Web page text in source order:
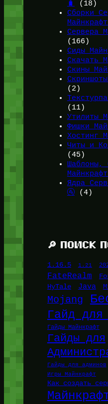
🧳
(18)
Сборки
Сервера
(166)
Сиды
Скачать
Скины
(2)
(11)
Утилиты
Фишки
Хостинг
Читы и
(45)
Шаблоны,
Ядра
🚰(4)
🔎 ПОИСК
1.16.5 1.21
FateRealm
HyTale Java
Mojang
Гайд для
Гайды Майнкрафт
Гайды для
Гайды для админов
Игры Майнкрафт
Как создать